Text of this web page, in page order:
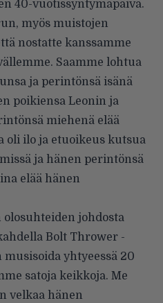
40-vuotissyntymäpäivä.
myös muistojen
nostatte kanssamme
Saamme lohtua
ja perintönsä isänä
poikiensa Leonin ja
miehenä elää
oli ilo ja etuoikeus kutsua
ja hänen perintönsä
elää hänen
johdosta
Bolt Thrower -
yhtyeessä 20
satoja keikkoja. Me
velkaa hänen